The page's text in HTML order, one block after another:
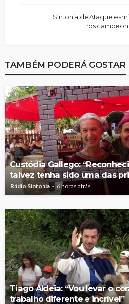
Sintonia de Ataque
nos
TAMBÉM PODERÁ GOSTAR
Custódia Gallego:
talvez tenha sido uma das
Rádio Sintonia 6 horas atrás
Tiago Aldeia: “Vou levar o
trabalho diferente e incrível”